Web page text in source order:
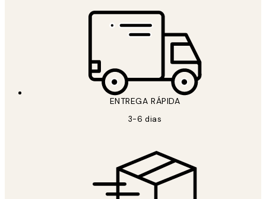
ENTREGA RÁPIDA
3-6 dias